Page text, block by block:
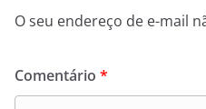
O seu endereço de e-mail
Comentário *